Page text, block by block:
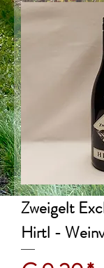
Zweigelt
Hirtl -